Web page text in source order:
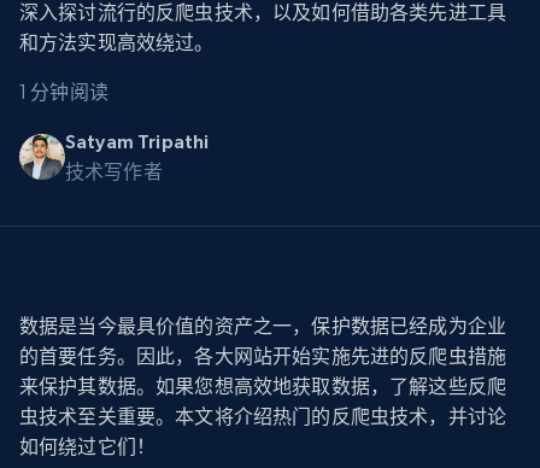
深入探讨流行的反爬虫技术，以及如何借助各类先进工具
和方法实现高效绕过。
1 分钟阅读
Satyam Tripathi
技术写作者
数据是当今最具价值的资产之一，保护数据已经成为企业
的首要任务。因此，各大网站开始实施先进的反爬虫措施
来保护其数据。如果您想高效地获取数据，了解这些反爬
虫技术至关重要。本文将介绍热门的反爬虫技术，并讨论
如何绕过它们！